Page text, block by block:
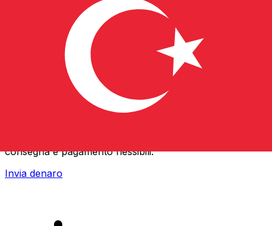
Trasferimenti di denaro internazionali Xe
consegna e pagamento flessibili.
Invia denaro